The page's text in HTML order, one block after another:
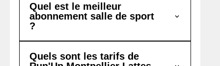
Quel est le meilleur
abonnement salle de sport
?
Quels sont les tarifs de